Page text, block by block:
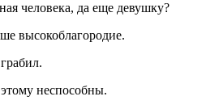
человека, да еще девушку?
высокоблагородие.
неспособны.